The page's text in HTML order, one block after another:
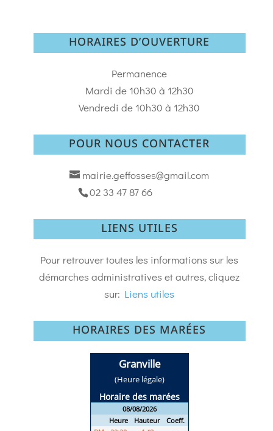
HORAIRES D’OUVERTURE
Permanence
Mardi de 10h30 à 12h30
Vendredi de 10h30 à 12h30
POUR NOUS CONTACTER
mairie.geffosses@gmail.com
02 33 47 87 66
LIENS UTILES
Pour retrouver toutes les informations sur les
démarches administratives et autres, cliquez
sur: Liens utiles
HORAIRES DES MARÉES